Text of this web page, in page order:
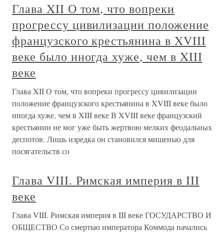
Глава XII О том, что вопреки
прогрессу цивилизации положение
французского крестьянина в XVIII
веке было иногда хуже, чем в XIII
веке
Глава XII О том, что вопреки прогрессу цивилизации
положение французского крестьянина в XVIII веке было
иногда хуже, чем в XIII веке В XVIII веке французский
крестьянин не мог уже быть жертвою мелких феодальных
деспотов. Лишь изредка он становился мишенью для
посягательств со
Глава VIII. Римская империя в III
веке
Глава VIII. Римская империя в III веке ГОСУДАРСТВО И
ОБЩЕСТВО Со смертью императора Коммода начались